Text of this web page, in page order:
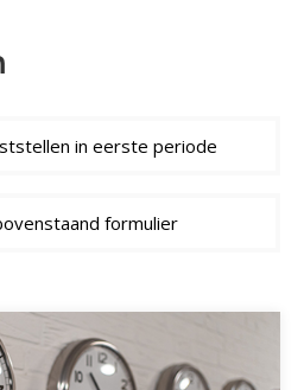
in eerste periode
formulier